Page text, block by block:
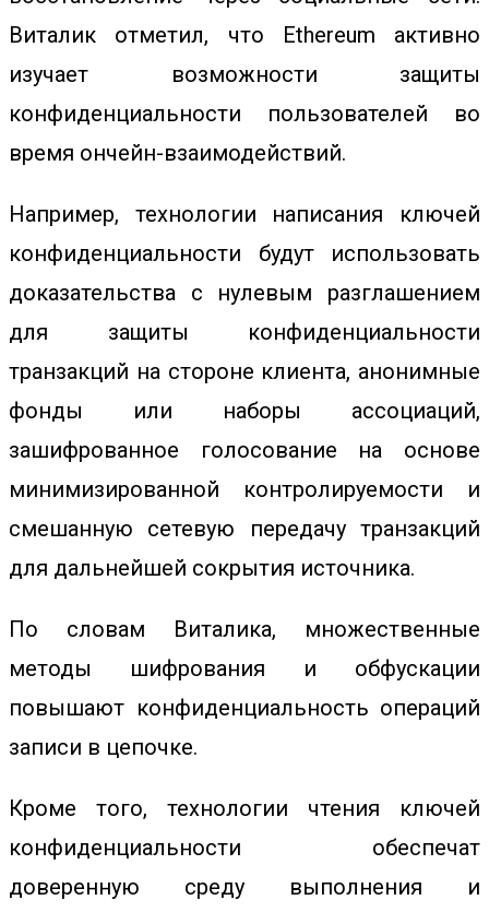
Виталик отметил, что Ethereum активно
изучает возможности защиты
конфиденциальности пользователей во
время ончейн-взаимодействий.
Например, технологии написания ключей
конфиденциальности будут использовать
доказательства с нулевым разглашением
для защиты конфиденциальности
транзакций на стороне клиента, анонимные
фонды или наборы ассоциаций,
зашифрованное голосование на основе
минимизированной контролируемости и
смешанную сетевую передачу транзакций
для дальнейшей сокрытия источника.
По словам Виталика, множественные
методы шифрования и обфускации
повышают конфиденциальность операций
записи в цепочке.
Кроме того, технологии чтения ключей
конфиденциальности обеспечат
доверенную среду выполнения и